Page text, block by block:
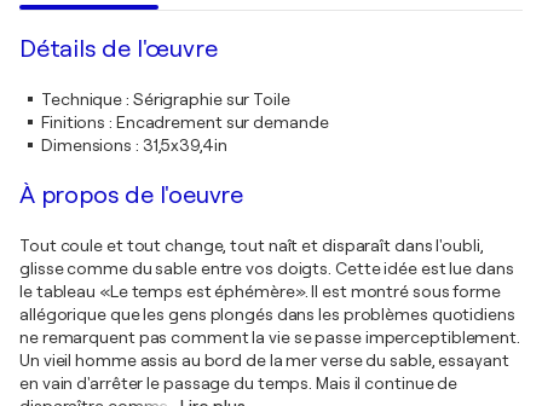
Détails de l'œuvre
Technique: Sérigraphie sur Toile
Finitions : Encadrement sur demande
Dimensions : 31,5x39,4in
À propos de l'oeuvre
Tout coule et tout change, tout naît et disparaît dans l'oubli,
glisse comme du sable entre vos doigts. Cette idée est lue dans
le tableau «Le temps est éphémère». Il est montré sous forme
allégorique que les gens plongés dans les problèmes quotidiens
ne remarquent pas comment la vie se passe imperceptiblement.
Un vieil homme assis au bord de la mer verse du sable, essayant
en vain d'arrêter le passage du temps. Mais il continue de